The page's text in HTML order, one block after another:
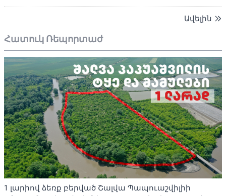
Ավելին
Հատուկ Ռեպորտաժ
1 լարիով ձեռք բերված Շալվա Պապուաշվիլիի